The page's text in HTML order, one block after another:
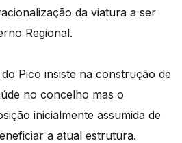
da viatura a ser
Regional.
Pico insiste na construção de
no concelho mas o
inicialmente assumida de
a atual estrutura.